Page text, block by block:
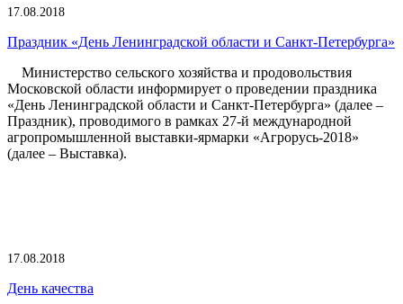
17.08.2018
Праздник «День Ленинградской области и Санкт-Петербурга»
Министерство сельского хозяйства и продовольствия
Московской области информирует о проведении праздника
«День Ленинградской области и Санкт-Петербурга» (далее –
Праздник), проводимого в рамках 27-й международной
агропромышленной выставки-ярмарки «Агрорусь-2018»
(далее – Выставка).
17.08.2018
День качества